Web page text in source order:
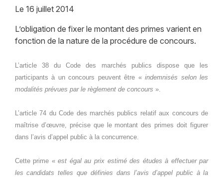
Le 16 juillet 2014
L’obligation de fixer le montant des primes varient en
fonction de la nature de la procédure de concours.
L’article 38 du Code des marchés publics dispose que les
participants à un concours peuvent être «indemnisés selon les
modalités prévues par le règlement de concours ».
L’article 74 du Code des marchés publics relatif aux concours de
maîtrise d’œuvre, précise que le montant des primes doit figurer
dans l’avis d’appel public à la concurrence.
Cette prime «est égal au prix estimé des études à effectuer par
les candidats telles que définies dans l’avis d’appel public à la